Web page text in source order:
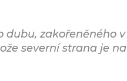
dubu, zakořeněného v
severní strana je na